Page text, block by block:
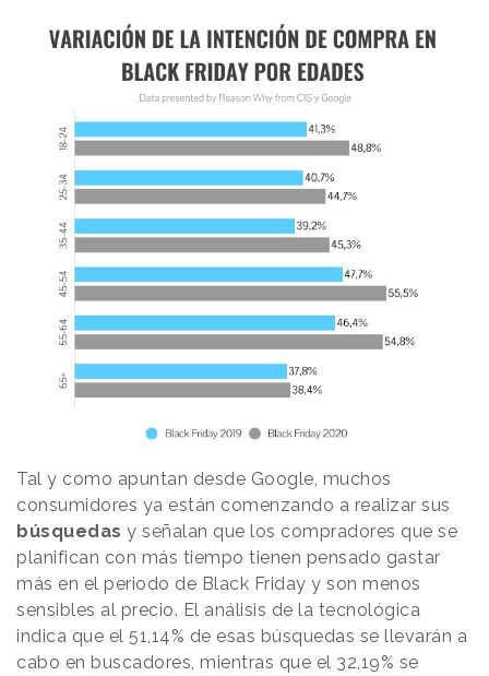
Tal y como apuntan desde Google, muchos
consumidores ya están comenzando a realizar sus
búsquedas y señalan que los compradores que se
planifican con más tiempo tienen pensado gastar
más en el periodo de Black Friday y son menos
sensibles al precio. El análisis de la tecnológica
indica que el 51,14% de esas búsquedas se llevarán a
cabo en buscadores, mientras que el 32,19% se